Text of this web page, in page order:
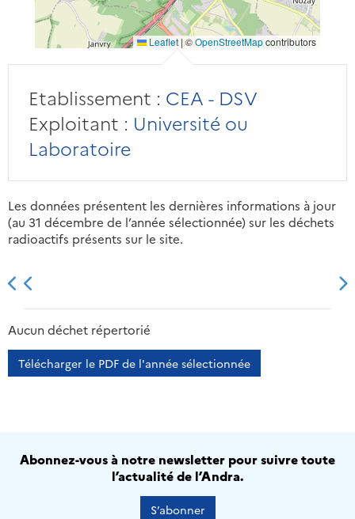
Leaflet |©OpenStreetMapcontributors
Etablissement : CEA - DSV
Exploitant : Université ou
Laboratoire
Les données présentent les dernières informations à jour
(au 31 décembre de l’année sélectionnée) sur les déchets
radioactifs présents sur le site.
2013 2014
Aucun déchet répertorié
Télécharger le PDF de l'année sélectionnée
Abonnez-vous à notre newsletter pour suivre toute
l’actualité de l’Andra.
S’abonner